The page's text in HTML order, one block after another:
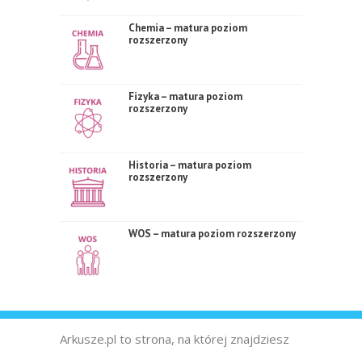
Chemia – matura poziom
rozszerzony
Fizyka – matura poziom
rozszerzony
Historia – matura poziom
rozszerzony
WOS – matura poziom rozszerzony
Arkusze.pl to strona, na której znajdziesz